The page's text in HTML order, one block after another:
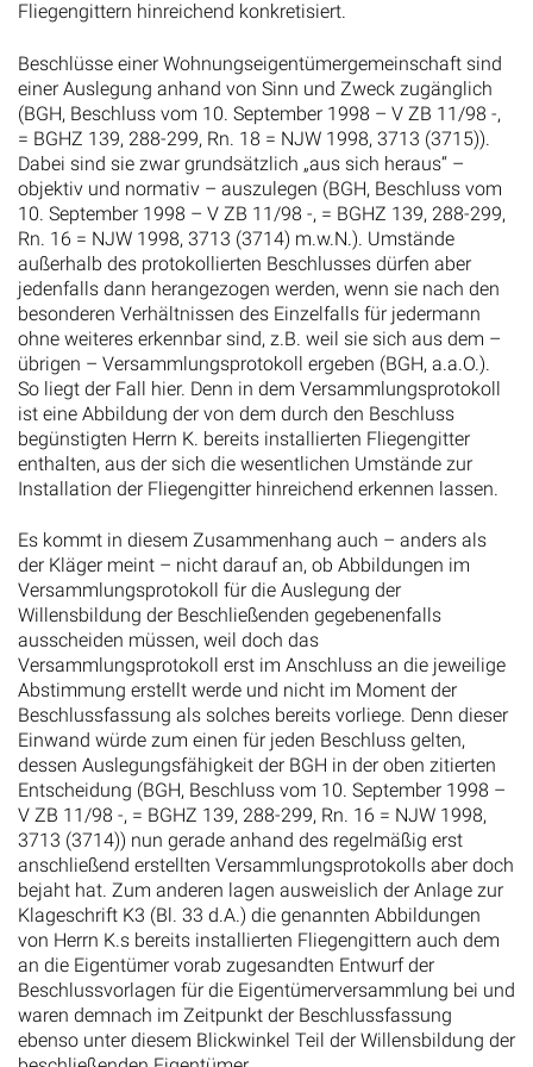
Beschlüsse einer Wohnungseigentümergemeinschaft sind
(BGH, Beschluss vom 10. September 1998 – V ZB 11/98 -,
= BGHZ 139, 288-299, Rn. 18 = NJW 1998, 3713 (3715)).
Dabei sind sie zwar grundsätzlich „aus sich heraus“ –
objektiv und normativ – auszulegen (BGH, Beschluss vom
10. September 1998 – V ZB 11/98 -, = BGHZ 139, 288-299,
Rn. 16 = NJW 1998, 3713 (3714) m.w.N.). Umstände
außerhalb des protokollierten Beschlusses dürfen aber
jedenfalls dann herangezogen werden, wenn sie nach den
besonderen Verhältnissen des Einzelfalls für jedermann
ohne weiteres erkennbar sind, z.B. weil sie sich aus dem –
übrigen – Versammlungsprotokoll ergeben (BGH, a.a.O.).
So liegt der Fall hier. Denn in dem Versammlungsprotokoll
ist eine Abbildung der von dem durch den Beschluss
begünstigten Herrn K. bereits installierten Fliegengitter
enthalten, aus der sich die wesentlichen Umstände zur
Installation der Fliegengitter hinreichend erkennen lassen.
Es kommt in diesem Zusammenhang auch – anders als
Versammlungsprotokoll für die Auslegung der
Willensbildung der Beschließenden gegebenenfalls
ausscheiden müssen, weil doch das
Versammlungsprotokoll erst im Anschluss an die jeweilige
Abstimmung erstellt werde und nicht im Moment der
Beschlussfassung als solches bereits vorliege. Denn dieser
Einwand würde zum einen für jeden Beschluss gelten,
dessen Auslegungsfähigkeit der BGH in der oben zitierten
Entscheidung (BGH, Beschluss vom 10. September 1998 –
V ZB 11/98 -, = BGHZ 139, 288-299, Rn. 16 = NJW 1998,
3713 (3714)) nun gerade anhand des regelmäßig erst
anschließend erstellten Versammlungsprotokolls aber doch
bejaht hat. Zum anderen lagen ausweislich der Anlage zur
Klageschrift K3 (Bl. 33 d.A.) die genannten Abbildungen
von Herrn K.s bereits installierten Fliegengittern auch dem
an die Eigentümer vorab zugesandten Entwurf der
Beschlussvorlagen für die Eigentümerversammlung bei und
waren demnach im Zeitpunkt der Beschlussfassung
ebenso unter diesem Blickwinkel Teil der Willensbildung der
beschließenden Eigentümer.